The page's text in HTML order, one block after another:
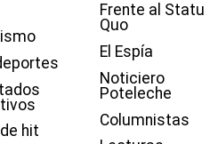
hit
Frente al Statu
Quo
El Espía
Noticiero
Poteleche
Columnistas